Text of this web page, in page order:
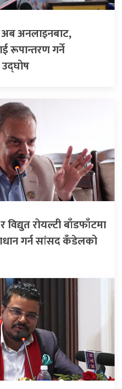
अनलाइनबाट,
रूपान्तरण गर्ने
उद्घोष
विद्युत रोयल्टी बाँडफाँटमा
गर्न सांसद कँडेलको